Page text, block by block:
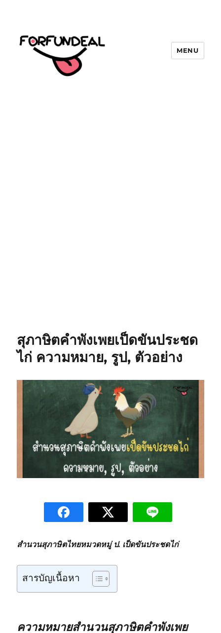
MENU
สุภาษิตคำพังเพยเป็ดขันประชด
ไก่ ความหมาย, รูป, ตัวอย่าง
สำนวนสุภาษิตไทยหมวดหมู่ ป. เป็ดขันประชดไก่
สารบัญเนื้อหา
ความหมายสำนวนสุภาษิตคำพังเพย